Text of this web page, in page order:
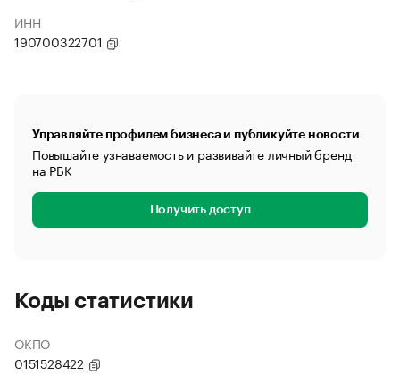
ИНН
190700322701
Управляйте профилем бизнеса и публикуйте новости
Повышайте узнаваемость и развивайте личный бренд
на РБК
Получить доступ
Коды статистики
ОКПО
0151528422